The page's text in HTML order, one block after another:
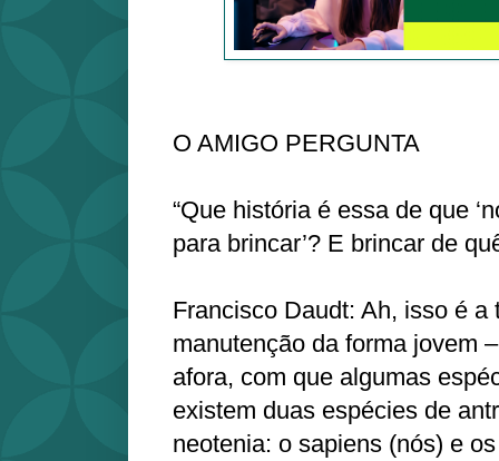
O AMIGO PERGUNTA
“Que história é essa de que
para brincar’? E brincar de
Francisco Daudt: Ah, isso é a
manutenção da forma jovem
afora, com que algumas
existem duas espécies de
neotenia: o sapiens (nós) e